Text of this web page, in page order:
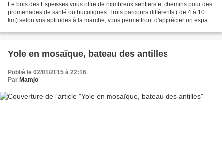
Le bois des Espeisses vous offre de nombreux sentiers et chemins pour des
promenades de santé ou bucoliques. Trois parcours différents ( de 4 à 10
km) selon vos aptitudes à la marche, vous permettront d'apprécier un espace
Yole en mosaïque, bateau des antilles
Publié le 02/01/2015 à 22:16
Par Mamjo